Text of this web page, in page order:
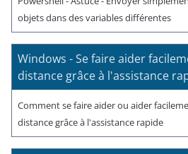
objets dans des variables différentes
Windows - Se faire aider
distance grâce à l'assistance
Comment se faire aider ou aider
distance grâce à l'assistance rapide